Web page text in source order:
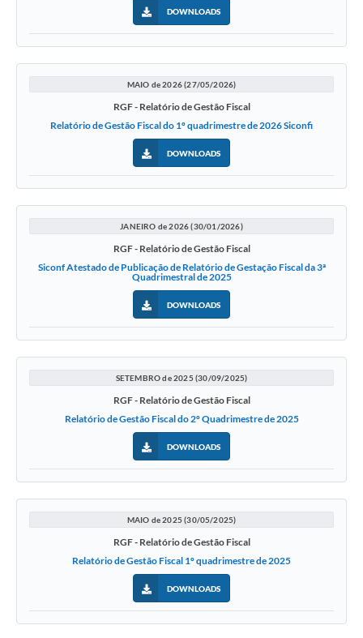
DOWNLOADS
MAIO de 2026 (27/05/2026)
RGF - Relatório de Gestão Fiscal
Relatório de Gestão Fiscal do 1º quadrimestre de 2026 Siconfi
DOWNLOADS
JANEIRO de 2026 (30/01/2026)
RGF - Relatório de Gestão Fiscal
Siconf Atestado de Publicação de Relatório de Gestação Fiscal da 3ª
Quadrimestral de 2025
DOWNLOADS
SETEMBRO de 2025 (30/09/2025)
RGF - Relatório de Gestão Fiscal
Relatório de Gestão Fiscal do 2º Quadrimestre de 2025
DOWNLOADS
MAIO de 2025 (30/05/2025)
RGF - Relatório de Gestão Fiscal
Relatório de Gestão Fiscal 1º quadrimestre de 2025
DOWNLOADS